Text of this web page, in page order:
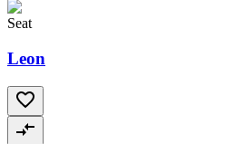
Seat
Leon